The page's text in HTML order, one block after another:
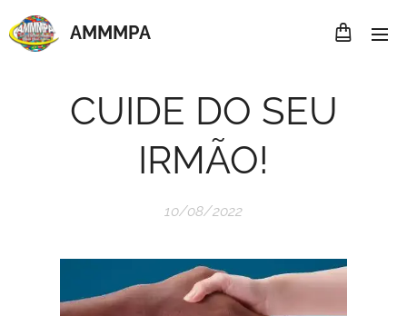
AMMMPA
CUIDE DO SEU
IRMÃO!
10/08/2022